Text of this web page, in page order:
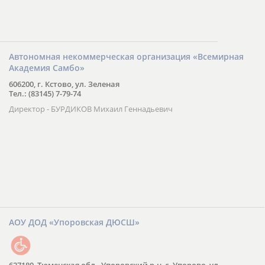
Автономная некоммерческая организация «Всемирная
Академия Самбо»
606200, г. Кстово, ул. Зеленая
Тел.: (83145) 7-79-74
Директор - БУРДИКОВ Михаил Геннадьевич
АОУ ДОД «Упоровская ДЮСШ»